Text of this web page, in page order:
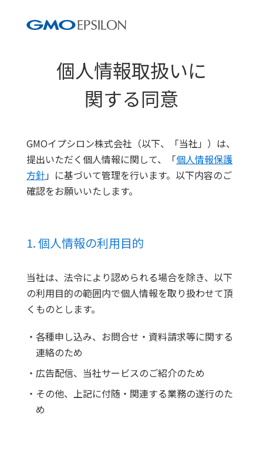
個人情報取扱いに
関する同意
GMOイプシロン株式会社（以下、「当社」）は、
提出いただく個人情報に関して、「個人情報保護
方針」に基づいて管理を行います。以下内容のご
確認をお願いいたします。
1. 個人情報の利用目的
当社は、法令により認められる場合を除き、以下
の利用目的の範囲内で個人情報を取り扱わせて頂
くものとします。
・各種申し込み、お問合せ・資料請求等に関する
連絡のため
・広告配信、当社サービスのご紹介のため
・その他、上記に付随・関連する業務の遂行のた
め